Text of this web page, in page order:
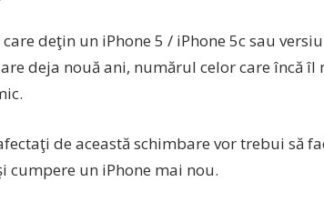
deţin un iPhone 5 / iPhone 5c sau
deja nouă ani, numărul celor care încă
de această schimbare vor trebui să
cumpere un iPhone mai nou.